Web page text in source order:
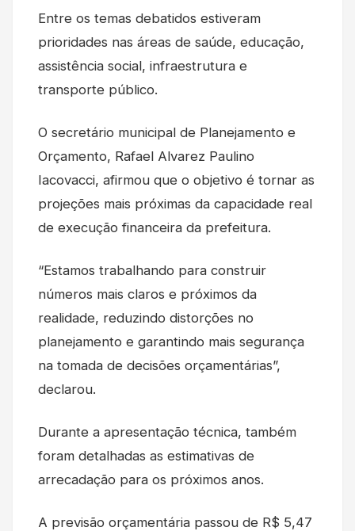
Entre os temas debatidos estiveram
prioridades nas áreas de saúde, educação,
assistência social, infraestrutura e
transporte público.
O secretário municipal de Planejamento e
Orçamento, Rafael Alvarez Paulino
Iacovacci, afirmou que o objetivo é tornar as
projeções mais próximas da capacidade real
de execução financeira da prefeitura.
“Estamos trabalhando para construir
números mais claros e próximos da
realidade, reduzindo distorções no
planejamento e garantindo mais segurança
na tomada de decisões orçamentárias”,
declarou.
Durante a apresentação técnica, também
foram detalhadas as estimativas de
arrecadação para os próximos anos.
A previsão orçamentária passou de R$ 5,47